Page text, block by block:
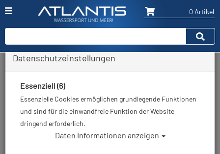
0 Artikel
Zurück
Datenschutzeinstellungen
Essenziell (6)
Essenzielle Cookies ermöglichen grundlegende Funktionen
und sind für die einwandfreie Funktion der Website
dringend erforderlich.
Daten Informationen anzeigen